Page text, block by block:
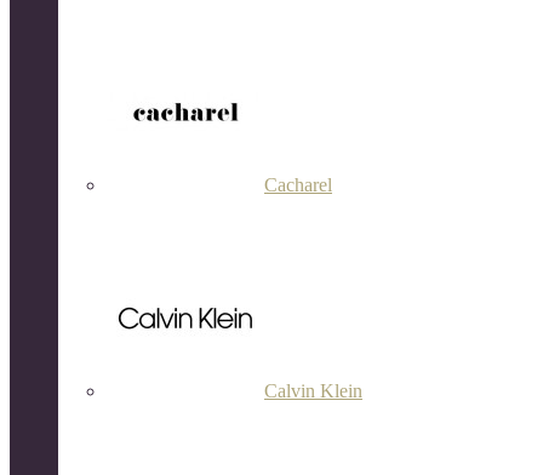
Cacharel
Calvin Klein